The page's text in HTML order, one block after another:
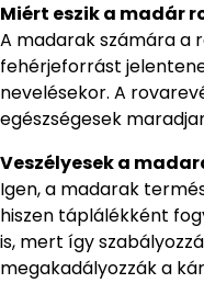
Miért eszik a madár
A madarak számára a
fehérjeforrást
nevelésekor. A
egészségesek
Veszélyesek a
Igen, a madarak
hiszen táplálékként
is, mert így
megakadályozzák a